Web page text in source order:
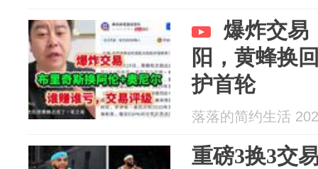
爆炸交易
阳，黄蜂换
护首轮
落落的简约生活
重磅3换3交